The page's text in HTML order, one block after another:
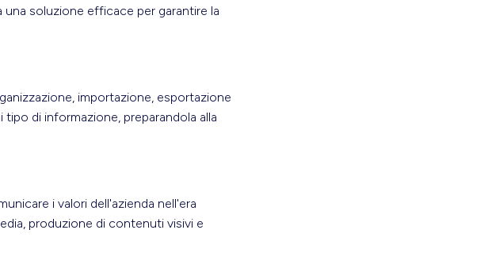
soluzione efficace per garantire la
importazione, esportazione
di informazione, preparandola alla
i valori dell'azienda nell'era
produzione di contenuti visivi e